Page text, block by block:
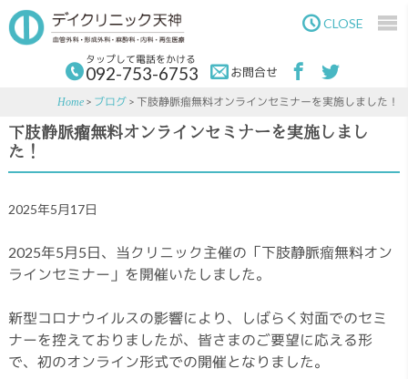
to
main
content
to
primary
sidebar
タップして電話をかける
092-753-6753 お問合せ
CLOSE
Home > ブログ > 下肢静脈瘤無料オンラインセミナーを実施しました！
下肢静脈瘤無料オンラインセミナーを実施しまし
た！
2025年5月17日
2025年5月5日、当クリニック主催の「下肢静脈瘤無料オン
ラインセミナー」を開催いたしました。
新型コロナウイルスの影響により、しばらく対面でのセミ
ナーを控えておりましたが、皆さまのご要望に応える形
で、初のオンライン形式での開催となりました。